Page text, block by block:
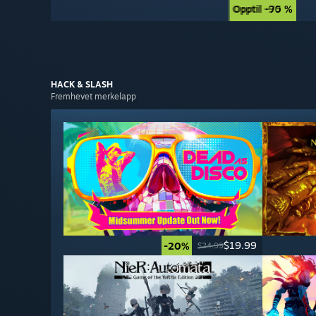
Opptil -75 %
Opptil -90 %
HACK & SLASH
Fremhevet merkelapp
-20% $24.99$19.99